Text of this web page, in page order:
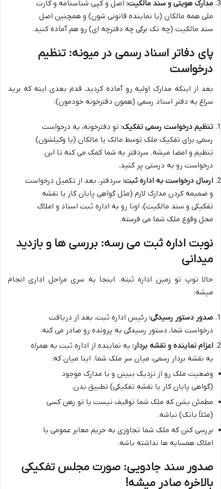
مدارک هویتی و سند مالکیت: اصل و کپی شناسنامه و کارت
ملی همه مالکان (یا نماینده قانونی شون) و همچنین اصل
سند مالکیت (چه تک برگی چه دفترچه ای) رو هم آماده کنید.
پای دفاتر اسناد رسمی در میونه: تنظیم
درخواست
بعد از اینکه مدارک اولیه رو آماده کردید، قدم بعدی اینه که برید
سراغ یه دفتر اسناد رسمی (همون دفترخونه خودمون):
تنظیم درخواست رسمی تفکیک: تو دفترخونه، یه درخواست
رسمی برای تفکیک ملک توسط مالک یا مالکان (یا وکیلشون)
تنظیم و امضا میشه. سردفتر به شما کمک می کنه تا این
درخواست رو به درستی پر کنید.
ارسال درخواست به اداره ثبت: سردفتر، بعد از تکمیل درخواست
و ضمیمه کردن مدارک لازم (مثل گواهی پایان کار یا نقشه
تفکیکی و سند مالکیت)، اونا رو به اداره ثبت اسناد و املاک
محل وقوع ملک شما می فرسته.
نوبت اداره ثبت می رسه: بررسی ها و بازدید
میدانی
حالا توپ تو زمین اداره ثبته. اینجا یه سری مراحل اداری انجام
میشه:
صدور دستور رسیدگی: رئیس اداره ثبت، بعد از دریافت
درخواست شما، دستور رسیدگی به پرونده رو صادر می کنه.
اعزام نماینده و نقشه بردار: یه نماینده از اداره ثبت به همراه
یه نقشه بردار رسمی، میان سر ملک شما. اینا میان که:
وضعیت ملک رو از نزدیک ببینن و با مدارک موجود
(گواهی پایان کار یا نقشه تفکیکی) تطبیق بدن.
مطمئن بشن که ملک شما توقیف نیست یا تو رهن کسی
(مثلاً بانک) نباشه.
بررسی کنن که ملک شما تجاوزی به حریم معابر عمومی یا
املاک همسایه ها نداشته باشه.
صدور سند جادویی: صورت مجلس تفکیکی
بالاخره صادر میشه!